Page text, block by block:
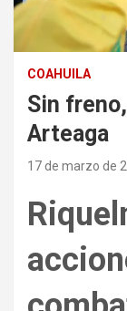
COAHUILA
Sin
Arteaga
17 de marzo de